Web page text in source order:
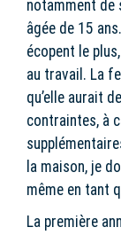
notamment de
âgée de 15
écopent le
au travail. La
qu’elle aurait
contraintes, à
la maison, je
même en tant
La première